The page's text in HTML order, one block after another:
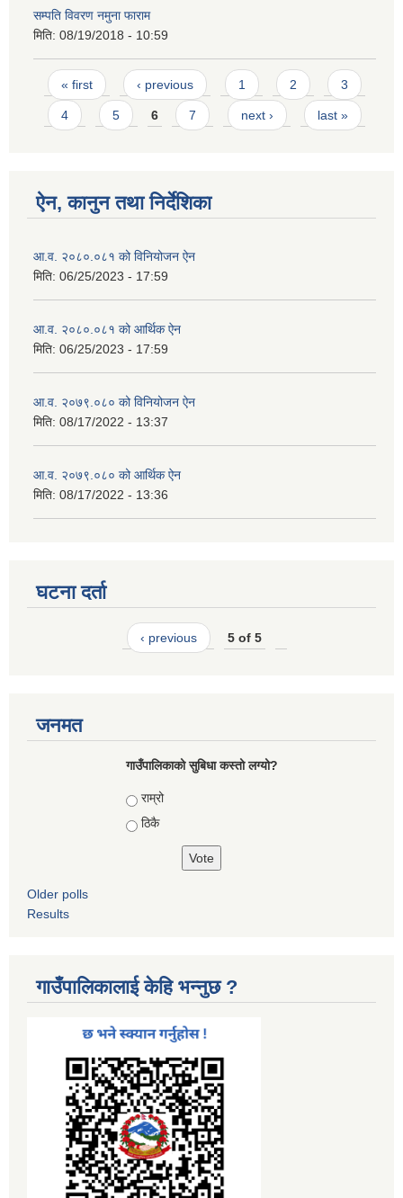
सम्पति विवरण नमुना फाराम
मिति: 08/19/2018 - 10:59
Pages
« first ‹ previous 1 2 3
4 5 6 7 next › last »
ऐन, कानुन तथा निर्देशिका
आ.व. २०८०.०८१ को विनियोजन ऐन
मिति: 06/25/2023 - 17:59
आ.व. २०८०.०८१ को आर्थिक ऐन
मिति: 06/25/2023 - 17:59
आ.व. २०७९.०८० को विनियोजन ऐन
मिति: 08/17/2022 - 13:37
आ.व. २०७९.०८० को आर्थिक ऐन
मिति: 08/17/2022 - 13:36
घटना दर्ता
‹ previous 5 of 5
जनमत
गाउँपालिकाको सुबिधा कस्तो लग्यो?
Choices
राम्रो
ठिकै
Older polls
Results
गाउँपालिकालाई केहि भन्नुछ ?